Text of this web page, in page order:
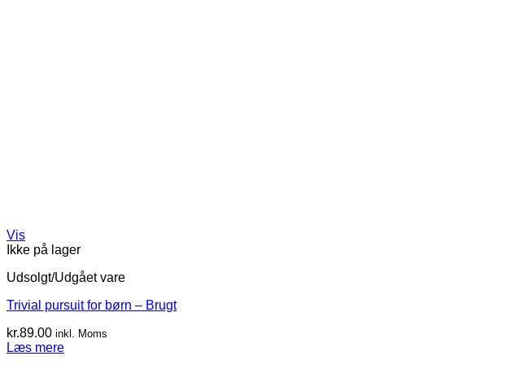
Vis
Ikke på lager
Udsolgt/Udgået vare
Trivial pursuit for børn – Brugt
kr.89.00 inkl. Moms
Læs mere